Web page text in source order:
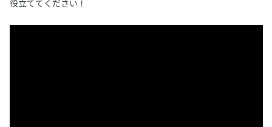
役立ててください！